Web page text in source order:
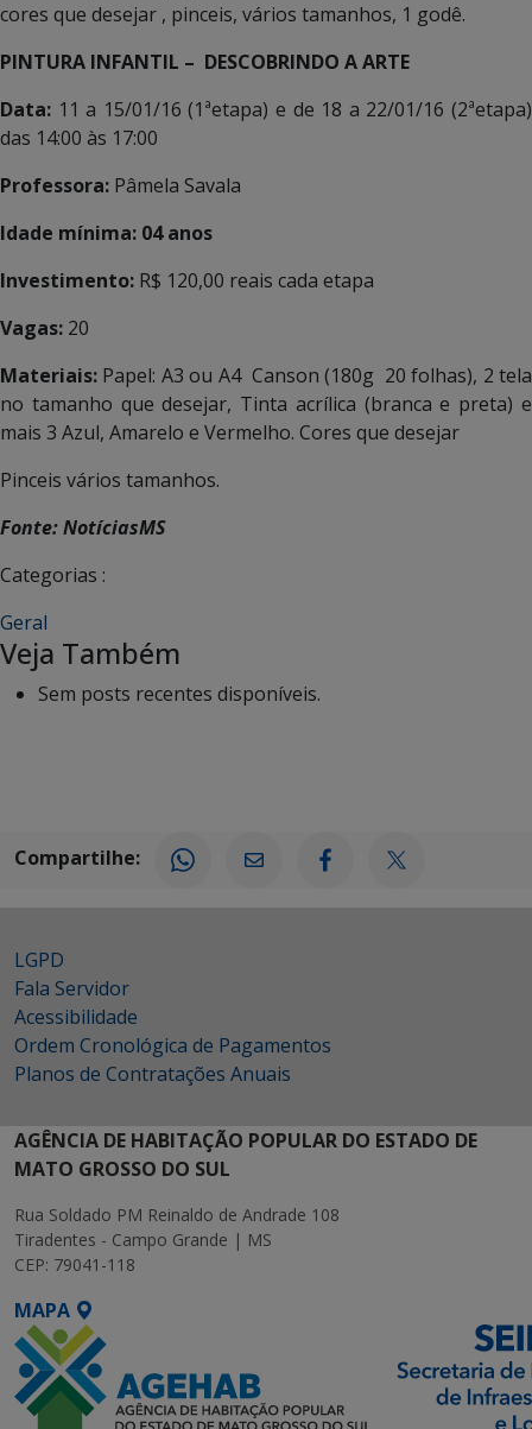
cores que desejar , pinceis, vários tamanhos, 1 godê.
PINTURA INFANTIL – DESCOBRINDO A ARTE
Data: 11 a 15/01/16 (1ªetapa) e de 18 a 22/01/16 (2ªetapa)
das 14:00 às 17:00
Professora: Pâmela Savala
Idade mínima: 04 anos
Investimento: R$ 120,00 reais cada etapa
Vagas: 20
Materiais: Papel: A3 ou A4 Canson (180g 20 folhas), 2 tela
no tamanho que desejar, Tinta acrílica (branca e preta) e
mais 3 Azul, Amarelo e Vermelho. Cores que desejar
Pinceis vários tamanhos.
Fonte: NotíciasMS
Categorias :
Geral
Veja Também
Sem posts recentes disponíveis.
Compartilhe:
LGPD
Fala Servidor
Acessibilidade
Ordem Cronológica de Pagamentos
Planos de Contratações Anuais
AGÊNCIA DE HABITAÇÃO POPULAR DO ESTADO DE
MATO GROSSO DO SUL
Rua Soldado PM Reinaldo de Andrade 108
Tiradentes - Campo Grande | MS
CEP: 79041-118
MAPA